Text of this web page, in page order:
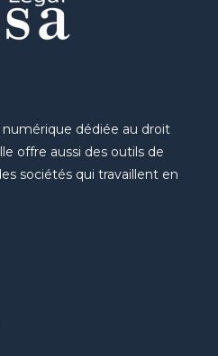
dédiée au droit
offre aussi des outils de
sociétés qui travaillent en